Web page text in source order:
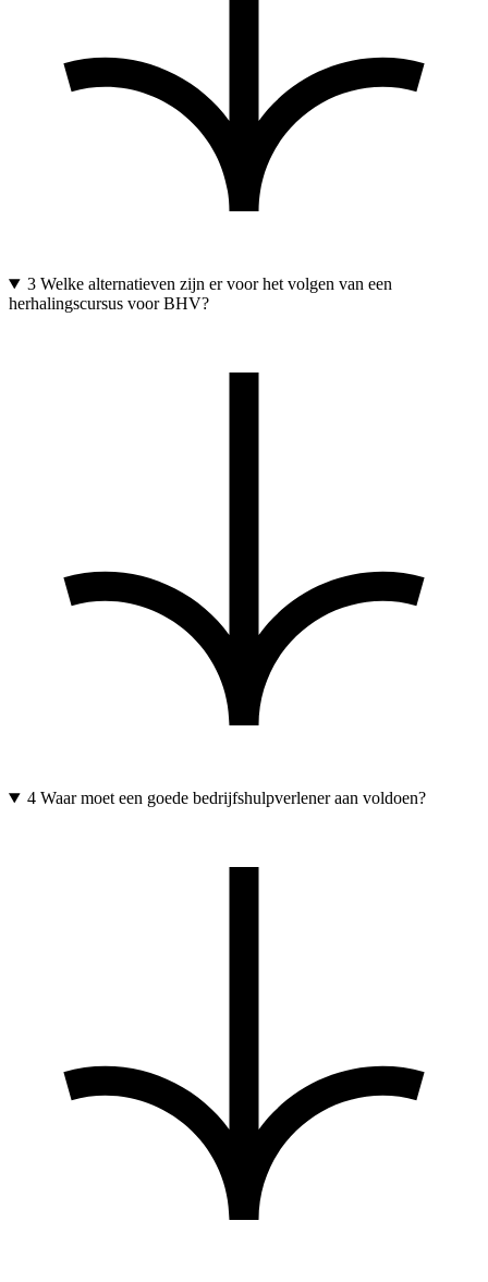
3Welke alternatieven zijn er voor het volgen van een
herhalingscursus voor BHV?
4Waar moet een goede bedrijfshulpverlener aan voldoen?